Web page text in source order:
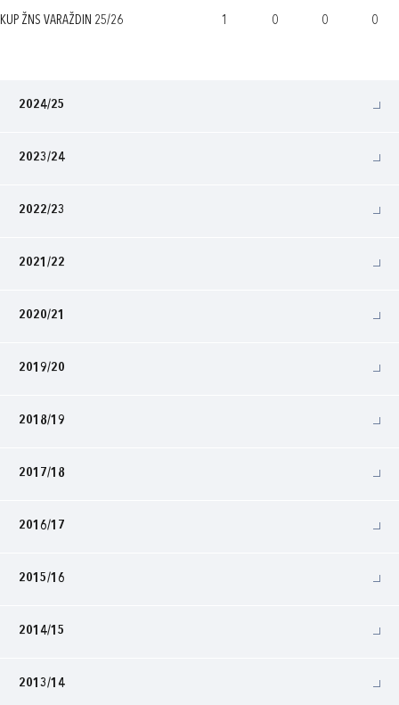
KUP ŽNS VARAŽDIN 25/26 1 0 0 0
2024/25
2023/24
2022/23
2021/22
2020/21
2019/20
2018/19
2017/18
2016/17
2015/16
2014/15
2013/14